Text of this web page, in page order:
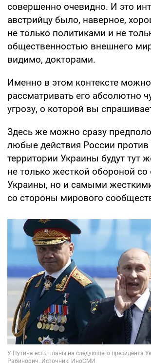
совершенно очевидно. И это
австрийцу было, наверное,
не только политиками и не
общественностью внешнего
видимо, докторами.
Именно в этом контексте можно
рассматривать его абсолютно
угрозу, о которой вы
Здесь же можно сразу
любые действия России
территории Украины будут тут
не только жесткой обороной со
Украины, но и самыми
со стороны мирового